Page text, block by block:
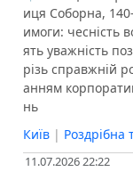
иця Соборна,
имоги: чесність
ять уважність
різь справжній
анням
нь
Київ | Роздрібна
11.07.2026 22:22